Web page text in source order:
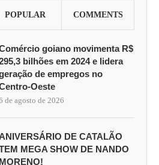
POPULAR COMMENTS
goiano movimenta R$
bilhões em 2024 e lidera
de empregos no
Oeste
de agosto de 2026
DE CATALÃO
MEGA SHOW DE NANDO
MORENO!